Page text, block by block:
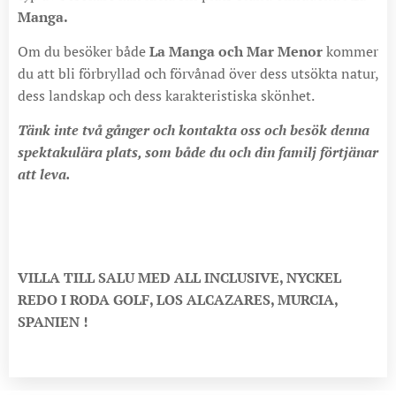
Manga.
Om du besöker bådeLa Manga och Mar Menorkommer
du att bli förbryllad och förvånad över dess utsökta natur,
dess landskap och dess karakteristiska skönhet.
Tänk inte två gånger och kontakta oss och besök denna
spektakulära plats, som både du och din familj förtjänar
att leva.
VILLA TILL SALU MED ALL INCLUSIVE, NYCKEL
REDO I RODA GOLF, LOS ALCAZARES, MURCIA,
SPANIEN !